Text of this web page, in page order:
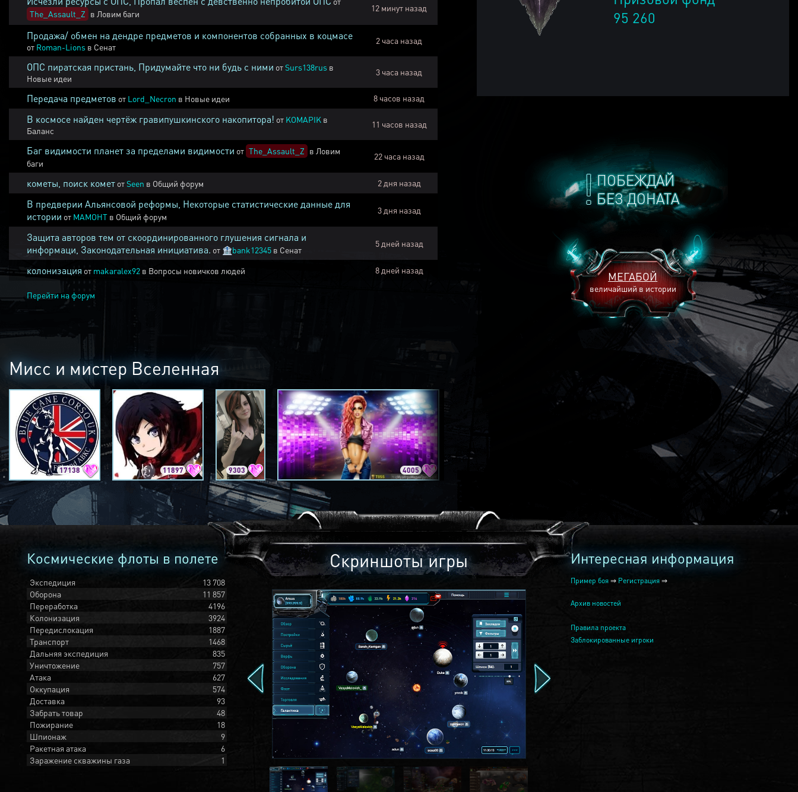
ПОБЕЖДАЙ
БЕЗ ДОНАТА
МЕГАБОЙ
величайший в истории
95 260
The_Assault_Z в Ловим баги
12 минут назад
Продажа/ обмен на дендре предметов и компонентов собранных в коцмасе
от Roman-Lions в Сенат
2 часа назад
ОПС пиратская пристань, Придумайте что ни будь с ними отSurs138rus в
Новые идеи
3 часа назад
Передача предметов от Lord_Necron в Новые идеи 8 часов назад
В космосе найден чертёж гравипушкинского накопитора! от KOMAPIK в
Баланс
11 часов назад
Баг видимости планет за пределами видимости от The_Assault_Z в Ловим
баги
22 часа назад
кометы, поиск комет отSeen в Общий форум 2 дня назад
В предверии Альянсовой реформы, Некоторые статистические данные для
истории от MAMOHT в Общий форум
3 дня назад
Защита авторов тем от скоординированного глушения сигнала и
информаци, Законодательная инициатива. от 🏦bank12345 в Сенат
5 дней назад
колонизация от makaralex92 в Вопросы новичков людей 8 дней назад
Перейти на форум
Мисс и мистер Вселенная
17138 11897 9303 4005 2240
Космические флоты в полете
Экспедиция
13 708
Оборона
11 857
Переработка
4196
Колонизация
3924
Передислокация
1887
Транспорт
1468
Дальняя экспедиция
835
Уничтожение
757
Атака
627
Оккупация
574
Доставка
93
Забрать товар
48
Пожирание
18
Шпионаж
9
Ракетная атака
6
Заражение скважины газа
1
Скриншоты игры Интересная информация
Пример боя ⇒ Регистрация ⇒
Архив новостей
Правила проекта
Заблокированные игроки